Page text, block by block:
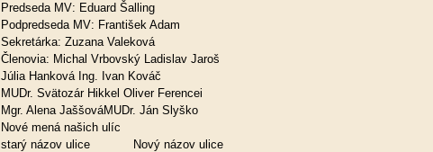
Predseda MV: Eduard Šalling
Podpredseda MV: František Adam
Sekretárka: Zuzana Valeková
Členovia: Michal Vrbovský Ladislav Jaroš
Júlia Hanková Ing. Ivan Kováč
MUDr. Svätozár Hikkel Oliver Ferencei
Mgr. Alena JaššováMUDr. Ján Slyško
Nové mená našich ulíc
starý názov ulice Nový názov ulice